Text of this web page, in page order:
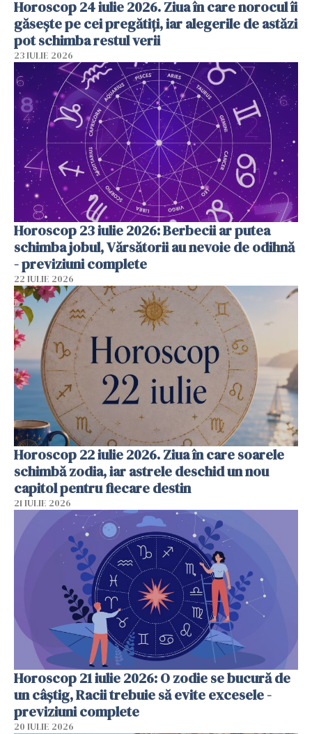
Horoscop 24 iulie 2026. Ziua în care norocul îi
găsește pe cei pregătiți, iar alegerile de astăzi
pot schimba restul verii
23 IULIE 2026
Horoscop 23 iulie 2026: Berbecii ar putea
schimba jobul, Vărsătorii au nevoie de odihnă
- previziuni complete
22 IULIE 2026
Horoscop 22 iulie 2026. Ziua în care soarele
schimbă zodia, iar astrele deschid un nou
capitol pentru fiecare destin
21 IULIE 2026
Horoscop 21 iulie 2026: O zodie se bucură de
un câștig, Racii trebuie să evite excesele -
previziuni complete
20 IULIE 2026